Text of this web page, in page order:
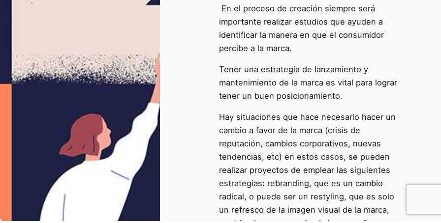
En el proceso de creación siempre será
importante realizar estudios que ayuden a
identificar la manera en que el consumidor
percibe a la marca.
Tener una estrategia de lanzamiento y
mantenimiento de la marca es vital para lograr
tener un buen posicionamiento.
Hay situaciones que hace necesario hacer un
cambio a favor de la marca (crisis de
reputación, cambios corporativos, nuevas
tendencias, etc) en estos casos, se pueden
realizar proyectos de emplear las siguientes
estrategias: rebranding, que es un cambio
radical, o puede ser un restyling, que es solo
un refresco de la imagen visual de la marca,